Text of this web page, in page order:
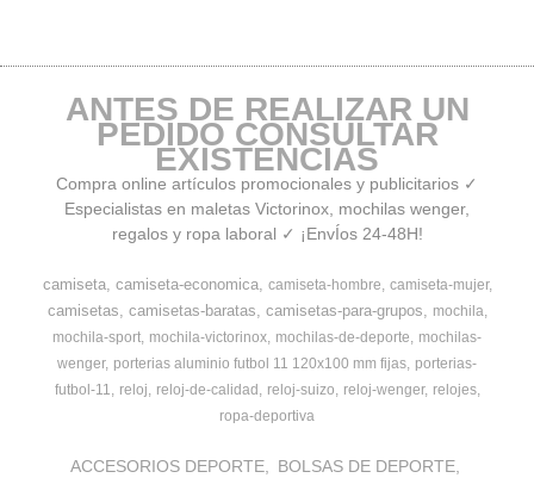
ANTES DE REALIZAR UN
PEDIDO CONSULTAR
EXISTENCIAS
Compra online artículos promocionales y publicitarios ✓
Especialistas en maletas Victorinox, mochilas wenger,
regalos y ropa laboral ✓ ¡EnvÍos 24-48H!
camiseta camiseta-economica camiseta-hombre camiseta-mujer
camisetas camisetas-baratas camisetas-para-grupos
mochila
mochila-sport mochila-victorinox mochilas-de-deporte
mochilas-
wenger porterias aluminio futbol 11 120x100 mm fijas porterias-
futbol-11
reloj reloj-de-calidad reloj-suizo reloj-wenger
relojes
ropa-deportiva
ACCESORIOS DEPORTE
BOLSAS DE DEPORTE